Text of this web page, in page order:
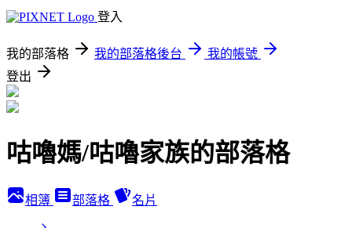
登入
我的部落格 我的部落格後台
我的帳號
登出
咕嚕媽/咕嚕家族的部落格
相簿 部落格 名片